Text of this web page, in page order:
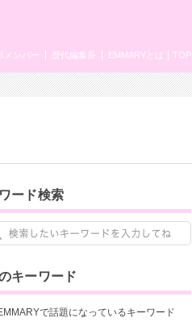
TOP
EMMARYとは
歴代編集長
メンバー
ード検索
キーワード
で話題になっているキーワード